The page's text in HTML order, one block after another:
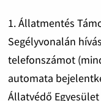
1. Állatmentés
Segélyvonalán
telefonszámot
automata
Állatvédő